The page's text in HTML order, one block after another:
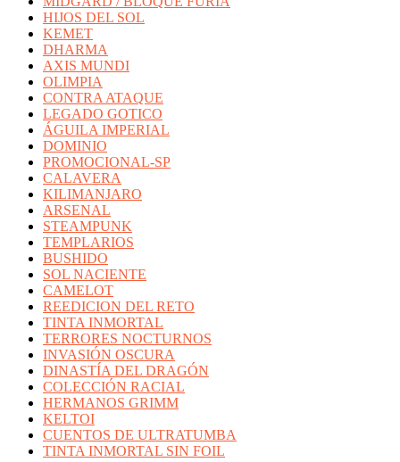
HIJOS DEL SOL
KEMET
DHARMA
AXIS MUNDI
OLIMPIA
CONTRA ATAQUE
LEGADO GOTICO
ÁGUILA IMPERIAL
DOMINIO
PROMOCIONAL-SP
CALAVERA
KILIMANJARO
ARSENAL
STEAMPUNK
TEMPLARIOS
BUSHIDO
SOL NACIENTE
CAMELOT
REEDICION DEL RETO
TINTA INMORTAL
TERRORES NOCTURNOS
INVASIÓN OSCURA
DINASTÍA DEL DRAGÓN
COLECCIÓN RACIAL
HERMANOS GRIMM
KELTOI
CUENTOS DE ULTRATUMBA
TINTA INMORTAL SIN FOIL